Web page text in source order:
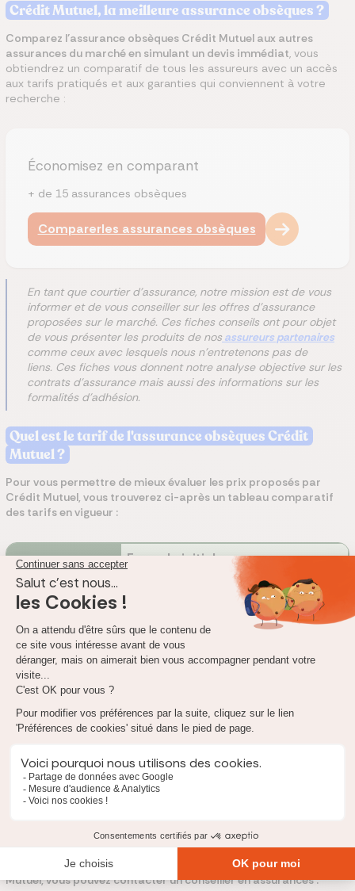
Crédit Mutuel, la meilleure assurance obsèques ?
Comparez l’assurance obsèques Crédit Mutuel aux autres
assurances du marché en simulant un devis immédiat, vous
obtiendrez un comparatif de tous les assureurs avec un accès
aux tarifs pratiqués et aux garanties qui conviennent à votre
recherche :
Économisez en comparant
+ de 15 assurances obsèques
Comparerles assurances obsèques
En tant que courtier d'assurance, notre mission est de vous
informer et de vous conseiller sur les offres d'assurance
proposées sur le marché. Ces fiches conseils ont pour objet
de vous présenter les produits de nos assureurs partenaires
comme ceux avec lesquels nous n'entretenons pas de
liens. Ces fiches vous donnent notre analyse objective sur les
contrats d'assurance mais aussi des informations sur les
formalités d'adhésion.
Quel est le tarif de l'assurance obsèques Crédit
Mutuel ?
Pour vous permettre de mieux évaluer les prix proposés par
Crédit Mutuel, vous trouverez ci-après un tableau comparatif
des tarifs en vigueur :
Tarif annuel
pour une
souscription à
60 ans
Formule initiale
271,61 € si prime viagère, 600,54 €
Formule liberté
237,66 € si prime viagère, 525,47 €
essentiellement du montant que vous souhaitez que vos
bénéficiaires touchent à votre décès, et donc du coût
anticipé de vos obsèques.
Comment contacter Crédit Mutuel ?
Pour tout renseignement sur l'assurance obsèques Crédit
Mutuel, vous pouvez contacter un conseiller en assurances :